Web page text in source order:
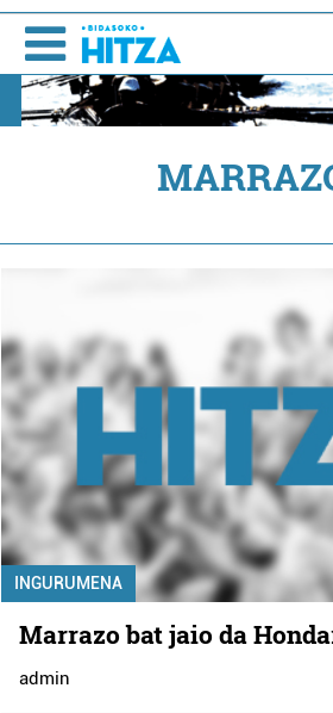
INGURUMENA
Marrazo bat jaio da
admin